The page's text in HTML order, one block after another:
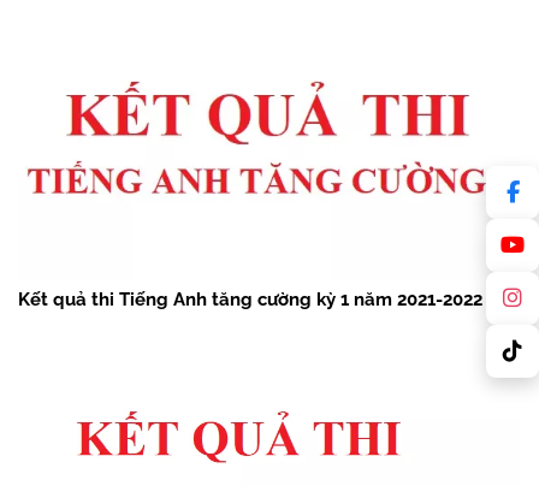
Kết quả thi Tiếng Anh tăng cường kỳ 1 năm 2021-2022